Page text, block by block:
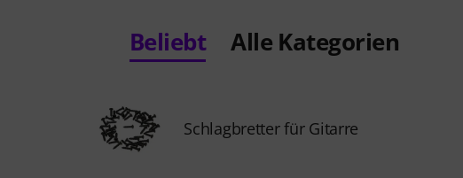
Beliebt Alle Kategorien
Schlagbretter für Gitarre